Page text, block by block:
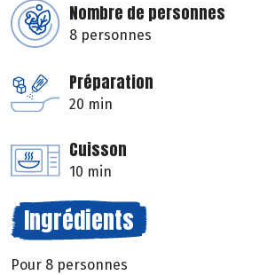
Nombre de personnes
8 personnes
Préparation
20 min
Cuisson
10 min
Ingrédients
Pour 8 personnes